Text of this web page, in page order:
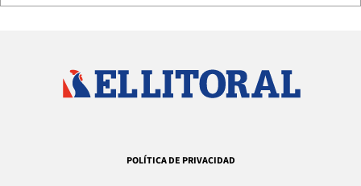
POLÍTICA DE PRIVACIDAD